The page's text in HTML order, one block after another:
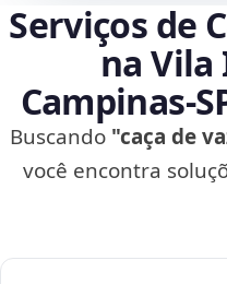
Serviços de
na
Buscando "caça de
você encontra